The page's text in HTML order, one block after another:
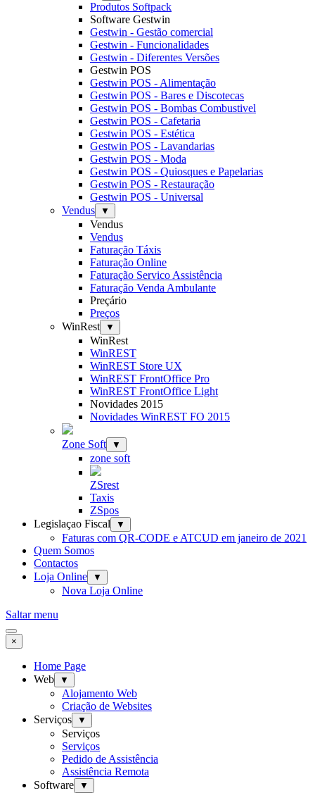
Produtos Softpack
Software Gestwin
Gestwin - Gestão comercial
Gestwin - Funcionalidades
Gestwin - Diferentes Versões
Gestwin POS
Gestwin POS - Alimentação
Gestwin POS - Bares e Discotecas
Gestwin POS - Bombas Combustivel
Gestwin POS - Cafetaria
Gestwin POS - Estética
Gestwin POS - Lavandarias
Gestwin POS - Moda
Gestwin POS - Quiosques e Papelarias
Gestwin POS - Restauração
Gestwin POS - Universal
Vendus
▼
Vendus
Vendus
Faturação Táxis
Faturação Online
Faturação Servico Assistência
Faturação Venda Ambulante
Preçário
Preços
WinRest
▼
WinRest
WinREST
WinREST Store UX
WinREST FrontOffice Pro
WinREST FrontOffice Light
Novidades 2015
Novidades WinREST FO 2015
Zone Soft ▼
zone soft
ZSrest
Taxis
ZSpos
Legislaçao Fiscal
▼
Faturas com QR-CODE e ATCUD em janeiro de 2021
Quem Somos
Contactos
Loja Online
▼
Nova Loja Online
Saltar menu
×
Home Page
Web
▼
Alojamento Web
Criação de Websites
Serviços
▼
Serviços
Serviços
Pedido de Assistência
Assistência Remota
Software
▼